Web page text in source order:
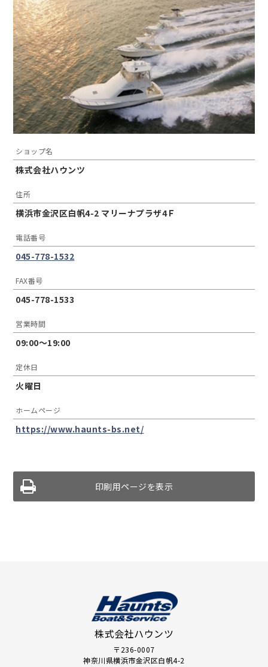
ショップ名
株式会社ハウンツ
住所
横浜市金沢区白帆4-2 マリーナプラザ4Ｆ
電話番号
045-778-1532
FAX番号
045-778-1533
営業時間
09:00〜19:00
定休日
火曜日
ホームページ
https://www.haunts-bs.net/
印刷用ページを表示
株式会社ハウンツ
〒236-0007
神奈川県横浜市金沢区白帆4-2